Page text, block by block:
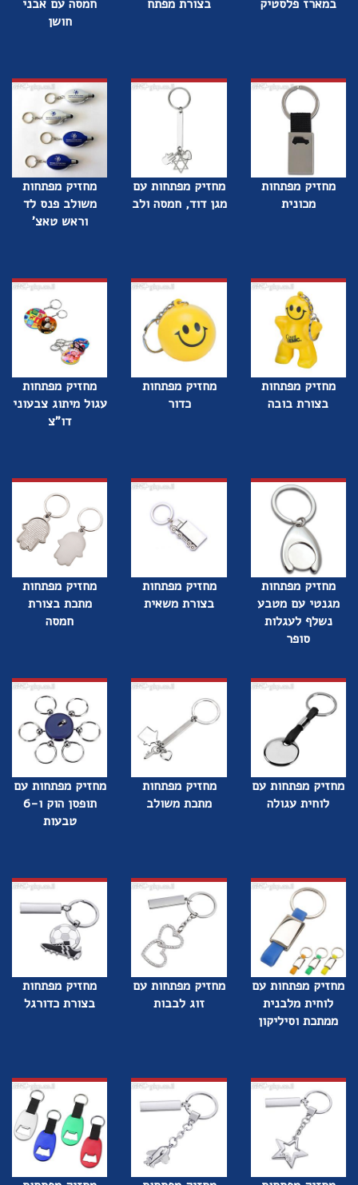
במארז פלסטיק
בצורת מפתח
חמסה עם אבני
חושן
מחזיק מפתחות
מכונית
מחזיק מפתחות עם
מגן דוד, חמסה ולב
מחזיק מפתחות
משולב פנס לד
וראש טאצ'
מחזיק מפתחות
בצורת בובה
מחזיק מפתחות
כדור
מחזיק מפתחות
עגול מיתוג צבעוני
דו"צ
מחזיק מפתחות
מגנטי עם מטבע
נשלף לעגלות
סופר
מחזיק מפתחות
בצורת משאית
מחזיק מפתחות
מתכת בצורת
חמסה
מחזיק מפתחות עם
לוחית עגולה
מחזיק מפתחות
מתכת משולב
מחזיק מפתחות עם
תופסן הוק ו-6
טבעות
מחזיק מפתחות עם
לוחית מלבנית
ממתכת וסיליקון
מחזיק מפתחות עם
זוג לבבות
מחזיק מפתחות
בצורת כדורגל